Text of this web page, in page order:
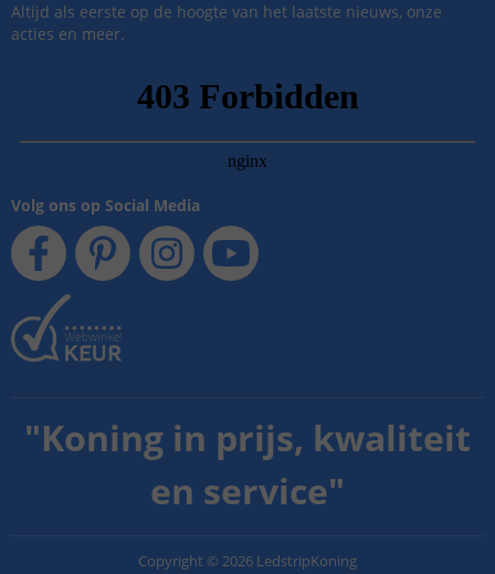
Altijd als eerste op de hoogte van het laatste nieuws, onze
acties en meer.
Volg ons op Social Media
"Koning in prijs, kwaliteit
en service"
Copyright © 2026 LedstripKoning